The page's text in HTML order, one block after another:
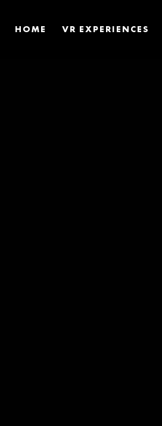
HOME VR EXPERIENCES